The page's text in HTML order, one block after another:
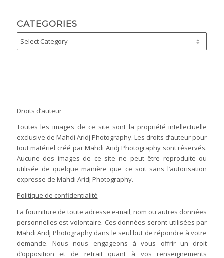
CATEGORIES
Droits d’auteur
Toutes les images de ce site sont la propriété intellectuelle
exclusive de Mahdi Aridj Photography. Les droits d’auteur pour
tout matériel créé par Mahdi Aridj Photography sont réservés.
Aucune des images de ce site ne peut être reproduite ou
utilisée de quelque manière que ce soit sans l’autorisation
expresse de Mahdi Aridj Photography.
Politique de confidentialité
La fourniture de toute adresse e-mail, nom ou autres données
personnelles est volontaire. Ces données seront utilisées par
Mahdi Aridj Photography dans le seul but de répondre à votre
demande. Nous nous engageons à vous offrir un droit
d’opposition et de retrait quant à vos renseignements